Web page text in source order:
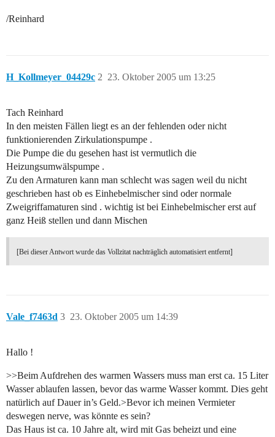
/Reinhard
H_Kollmeyer_04429c 23. Oktober 2005 um 13:25
2
Tach Reinhard
In den meisten Fällen liegt es an der fehlenden oder nicht
funktionierenden Zirkulationspumpe .
Die Pumpe die du gesehen hast ist vermutlich die
Heizungsumwälspumpe .
Zu den Armaturen kann man schlecht was sagen weil du nicht
geschrieben hast ob es Einhebelmischer sind oder normale
Zweigriffamaturen sind . wichtig ist bei Einhebelmischer erst auf
ganz Heiß stellen und dann Mischen
[Bei dieser Antwort wurde das Vollzitat nachträglich automatisiert entfernt]
Vale_f7463d 23. Oktober 2005 um 14:39
3
Hallo !
>>Beim Aufdrehen des warmen Wassers muss man erst ca. 15 Liter
Wasser ablaufen lassen, bevor das warme Wasser kommt. Dies geht
natürlich auf Dauer in’s Geld.>Bevor ich meinen Vermieter
deswegen nerve, was könnte es sein?
Das Haus ist ca. 10 Jahre alt, wird mit Gas beheizt und eine